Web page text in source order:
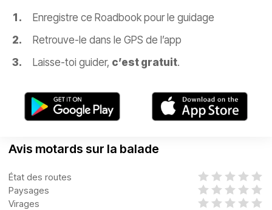
Enregistre ce Roadbook pour le guidage
Retrouve-le dans le GPS de l’app
Laisse-toi guider, c’est gratuit.
Avis motards sur la balade
État des routes
Paysages
Virages